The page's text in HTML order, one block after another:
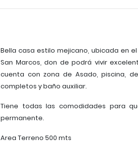
Bella casa estilo mejicano, ubicada en
San Marcos, don de podrá vivir
cuenta con zona de Asado, piscina,
completos y baño auxiliar.
Tiene todas las comodidades para
permanente.
Area Terreno 500 mts